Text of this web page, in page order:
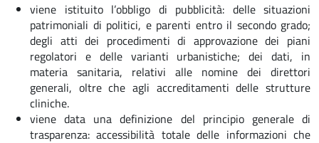
viene istituito l’obbligo di pubblicità: delle situazioni
patrimoniali di politici, e parenti entro il secondo grado;
degli atti dei procedimenti di approvazione dei piani
regolatori e delle varianti urbanistiche; dei dati, in
materia sanitaria, relativi alle nomine dei direttori
generali, oltre che agli accreditamenti delle strutture
cliniche.
viene data una definizione del principio generale di
trasparenza: accessibilità totale delle informazioni che